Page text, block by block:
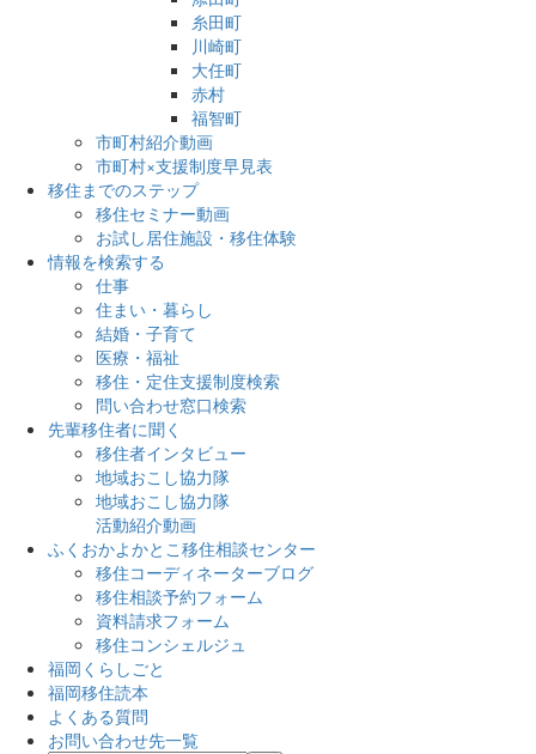
糸田町
川崎町
大任町
赤村
福智町
市町村紹介動画
市町村×支援制度早見表
移住までのステップ
移住セミナー動画
お試し居住施設・移住体験
情報を検索する
仕事
住まい・暮らし
結婚・子育て
医療・福祉
移住・定住支援制度検索
問い合わせ窓口検索
先輩移住者に聞く
移住者インタビュー
地域おこし協力隊
地域おこし協力隊
活動紹介動画
ふくおかよかとこ移住相談センター
移住コーディネーターブログ
移住相談予約フォーム
資料請求フォーム
移住コンシェルジュ
福岡くらしごと
福岡移住読本
よくある質問
お問い合わせ先一覧